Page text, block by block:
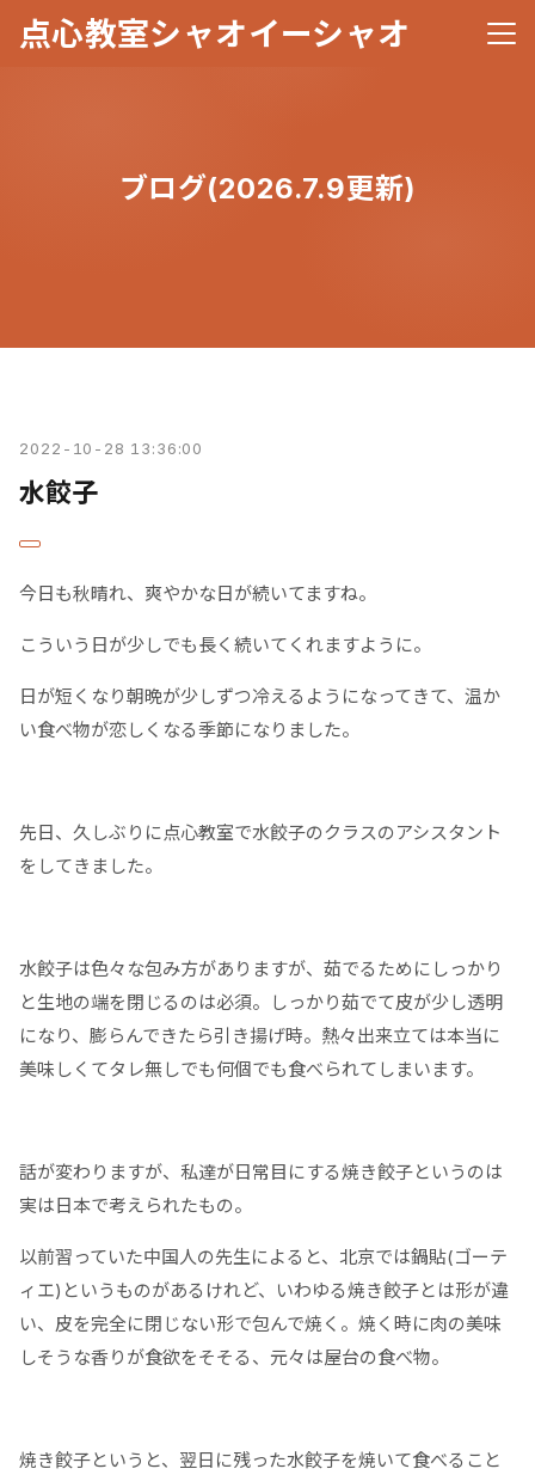
点心教室シャオイーシャオ メニ
ブログ(2026.7.9更新)
2022-10-28 13:36:00
水餃子
今日も秋晴れ、爽やかな日が続いてますね。
こういう日が少しでも長く続いてくれますように。
日が短くなり朝晩が少しずつ冷えるようになってきて、温か
い食べ物が恋しくなる季節になりました。
先日、久しぶりに点心教室で水餃子のクラスのアシスタント
をしてきました。
水餃子は色々な包み方がありますが、茹でるためにしっかり
と生地の端を閉じるのは必須。しっかり茹でて皮が少し透明
になり、膨らんできたら引き揚げ時。熱々出来立ては本当に
美味しくてタレ無しでも何個でも食べられてしまいます。
話が変わりますが、私達が日常目にする焼き餃子というのは
実は日本で考えられたもの。
以前習っていた中国人の先生によると、北京では鍋貼(ゴーテ
ィエ)というものがあるけれど、いわゆる焼き餃子とは形が違
い、皮を完全に閉じない形で包んで焼く。焼く時に肉の美味
しそうな香りが食欲をそそる、元々は屋台の食べ物。
焼き餃子というと、翌日に残った水餃子を焼いて食べること